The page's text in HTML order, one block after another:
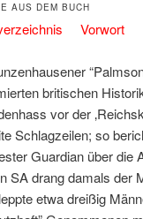
AUS DEM BUCH
Vorwort
britischen
vor der
Schlagzeilen; so
Guardian über die
SA drang damals der
etwa dreißig